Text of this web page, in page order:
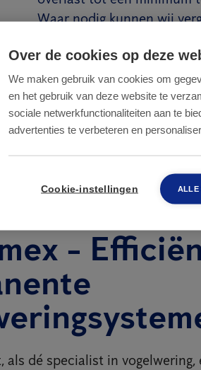
Waar nodig kunnen wij
buren of de gemeente.
Lees meer
-
dé specialist in
Over de cookies op deze
We maken gebruik van cookies om
en het gebruik van deze website te
sociale netwerkfunctionaliteiten aan te
advertenties te verbeteren en
Cookie-instellingen ALLE